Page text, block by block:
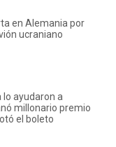
en Alemania por
ucraniano
lo ayudaron a
millonario premio
el boleto